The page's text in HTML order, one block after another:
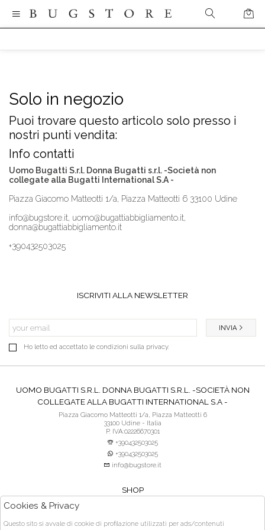
Solo in negozio
Puoi trovare questo articolo solo presso i
nostri punti vendita:
Info contatti
Uomo Bugatti S.r.l. Donna Bugatti s.r.l. -Società non
collegate alla Bugatti International S.A -
Piazza Giacomo Matteotti 1/a, Piazza Matteotti 6 33100 Udine
info@bugstore.it, uomo@bugattiabbigliamento.it,
donna@bugattiabbigliamento.it
+390432503025
ISCRIVITI ALLA NEWSLETTER
Ho letto ed accettato le condizioni sulla privacy.
INVIA
UOMO BUGATTI S.R.L. DONNA BUGATTI S.R.L. -SOCIETÀ NON
COLLEGATE ALLA BUGATTI INTERNATIONAL S.A -
Piazza Giacomo Matteotti 1/a, Piazza Matteotti 6
33100 Udine - Italia
P. IVA:02226670301
+390432503025
+390432503025
info@bugstore.it
SHOP
ACQUISTO SICURO
Cookies & Privacy
Questo sito si avvale di cookie di profilazione utilizzati per ads/contenuti